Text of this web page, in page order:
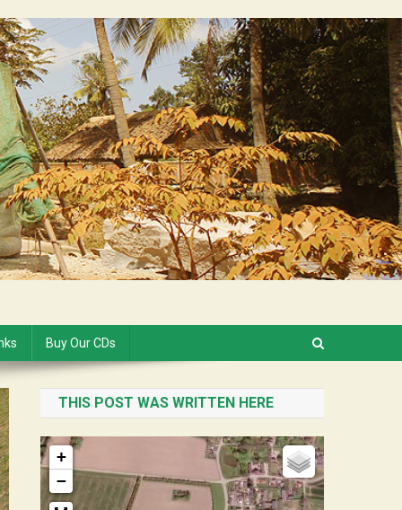
Buy Our CDs
THIS POST WAS WRITTEN HERE